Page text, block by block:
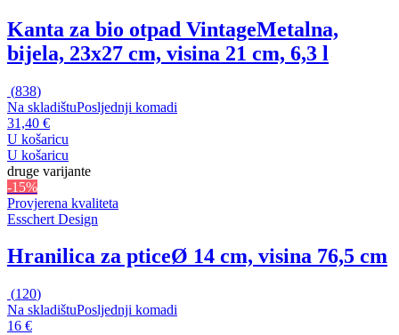
Kanta za bio otpad VintageMetalna,
bijela, 23x27 cm, visina 21 cm, 6,3 l
(838)
Na skladištuPosljednji komadi
31,40 €
U košaricu
U košaricu
druge varijante
-15%
Provjerena kvaliteta
Esschert Design
Hranilica za pticeØ 14 cm, visina 76,5 cm
(120)
Na skladištuPosljednji komadi
16 €